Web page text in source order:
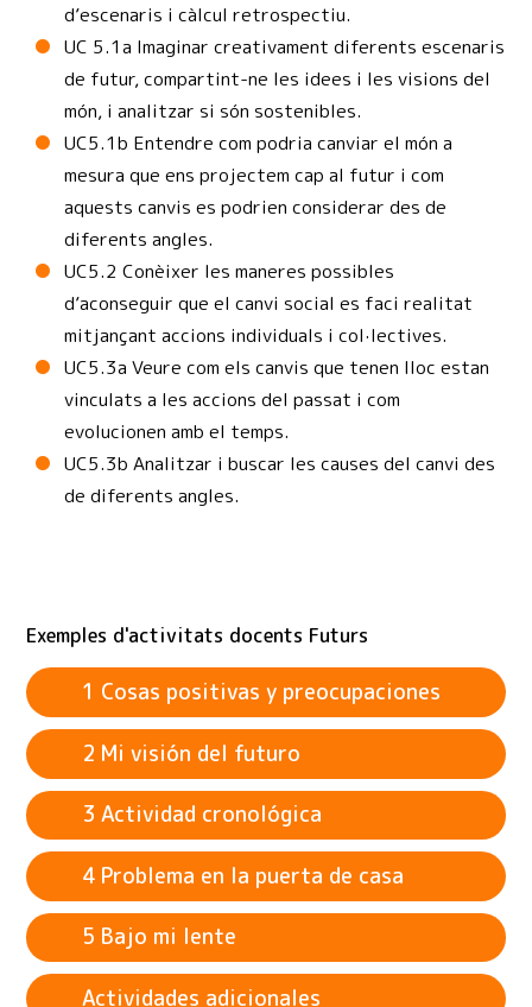
d’escenaris i càlcul retrospectiu.
UC 5.1a Imaginar creativament diferents escenaris
de futur, compartint-ne les idees i les visions del
món, i analitzar si són sostenibles.
UC5.1b Entendre com podria canviar el món a
mesura que ens projectem cap al futur i com
aquests canvis es podrien considerar des de
diferents angles.
UC5.2 Conèixer les maneres possibles
d’aconseguir que el canvi social es faci realitat
mitjançant accions individuals i col·lectives.
UC5.3a Veure com els canvis que tenen lloc estan
vinculats a les accions del passat i com
evolucionen amb el temps.
UC5.3b Analitzar i buscar les causes del canvi des
de diferents angles.
Exemples d'activitats docents Futurs
1 Cosas positivas y preocupaciones
2 Mi visión del futuro
3 Actividad cronológica
4 Problema en la puerta de casa
5 Bajo mi lente
Actividades adicionales